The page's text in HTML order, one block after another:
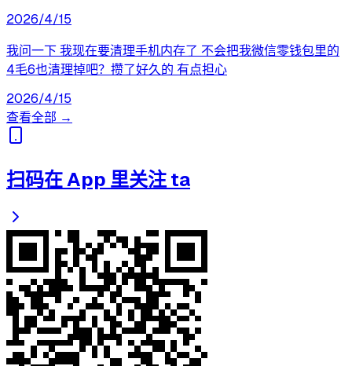
2026/4/15
我问一下 我现在要清理手机内存了 不会把我微信零钱包里的
4毛6也清理掉吧？攒了好久的 有点担心
2026/4/15
查看全部 →
扫码在 App 里关注 ta